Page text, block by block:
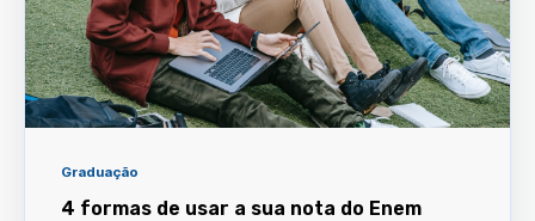
Graduação
4 formas de usar a sua nota do Enem